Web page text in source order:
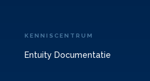
KENNISCENTRUM
Entuity Documentatie